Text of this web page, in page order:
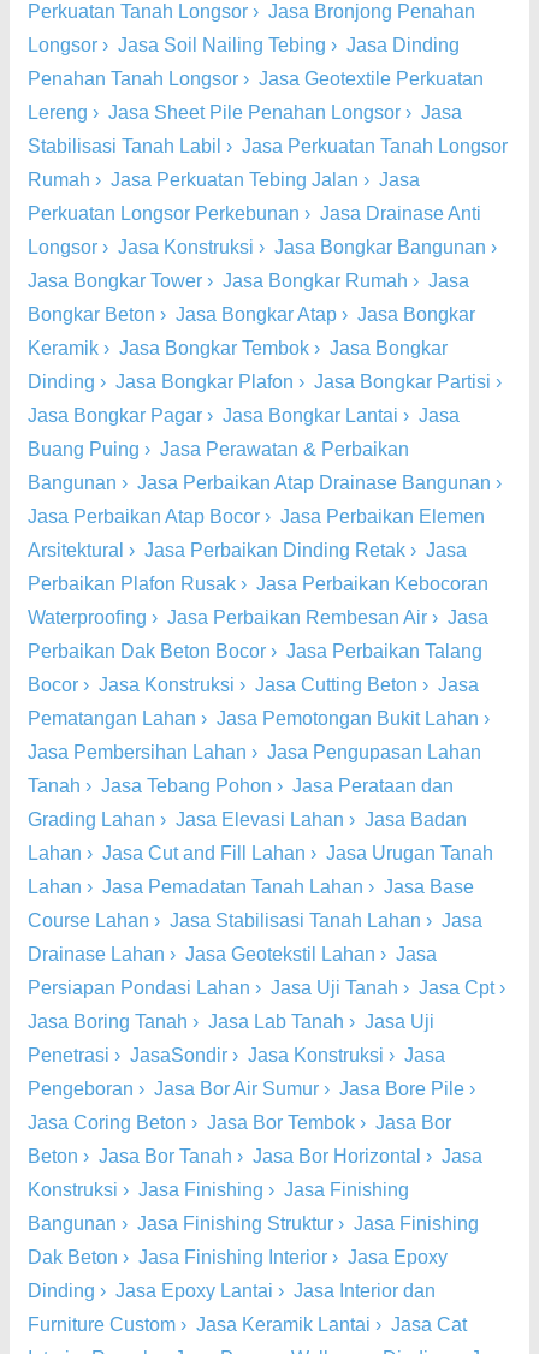
Perkuatan Tanah Longsor › Jasa Bronjong Penahan
Longsor › Jasa Soil Nailing Tebing › Jasa Dinding
Penahan Tanah Longsor › Jasa Geotextile Perkuatan
Lereng › Jasa Sheet Pile Penahan Longsor › Jasa
Stabilisasi Tanah Labil › Jasa Perkuatan Tanah Longsor
Rumah › Jasa Perkuatan Tebing Jalan › Jasa
Perkuatan Longsor Perkebunan › Jasa Drainase Anti
Longsor › Jasa Konstruksi › Jasa Bongkar Bangunan ›
Jasa Bongkar Tower › Jasa Bongkar Rumah › Jasa
Bongkar Beton › Jasa Bongkar Atap › Jasa Bongkar
Keramik › Jasa Bongkar Tembok › Jasa Bongkar
Dinding › Jasa Bongkar Plafon › Jasa Bongkar Partisi ›
Jasa Bongkar Pagar › Jasa Bongkar Lantai › Jasa
Buang Puing › Jasa Perawatan & Perbaikan
Bangunan › Jasa Perbaikan Atap Drainase Bangunan ›
Jasa Perbaikan Atap Bocor › Jasa Perbaikan Elemen
Arsitektural › Jasa Perbaikan Dinding Retak › Jasa
Perbaikan Plafon Rusak › Jasa Perbaikan Kebocoran
Waterproofing › Jasa Perbaikan Rembesan Air › Jasa
Perbaikan Dak Beton Bocor › Jasa Perbaikan Talang
Bocor › Jasa Konstruksi › Jasa Cutting Beton › Jasa
Pematangan Lahan › Jasa Pemotongan Bukit Lahan ›
Jasa Pembersihan Lahan › Jasa Pengupasan Lahan
Tanah › Jasa Tebang Pohon › Jasa Perataan dan
Grading Lahan › Jasa Elevasi Lahan › Jasa Badan
Lahan › Jasa Cut and Fill Lahan › Jasa Urugan Tanah
Lahan › Jasa Pemadatan Tanah Lahan › Jasa Base
Course Lahan › Jasa Stabilisasi Tanah Lahan › Jasa
Drainase Lahan › Jasa Geotekstil Lahan › Jasa
Persiapan Pondasi Lahan › Jasa Uji Tanah › Jasa Cpt›
Jasa Boring Tanah › Jasa Lab Tanah › Jasa Uji
Penetrasi › JasaSondir › Jasa Konstruksi › Jasa
Pengeboran › Jasa Bor Air Sumur › Jasa Bore Pile ›
Jasa Coring Beton › Jasa Bor Tembok › Jasa Bor
Beton › Jasa Bor Tanah › Jasa Bor Horizontal › Jasa
Konstruksi › Jasa Finishing › Jasa Finishing
Bangunan › Jasa Finishing Struktur › Jasa Finishing
Dak Beton › Jasa Finishing Interior › Jasa Epoxy
Dinding › Jasa Epoxy Lantai › Jasa Interior dan
Furniture Custom › Jasa Keramik Lantai › Jasa Cat